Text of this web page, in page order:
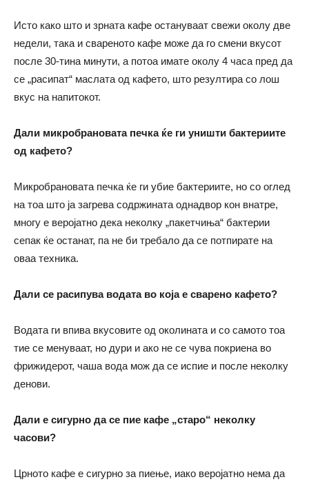
Исто како што и зрната кафе остануваат свежи околу две
недели, така и свареното кафе може да го смени вкусот
после 30-тина минути, а потоа имате околу 4 часа пред да
се „расипат“ маслата од кафето, што резултира со лош
вкус на напитокот.
Дали микробрановата печка ќе ги уништи бактериите
од кафето?
Микробрановата печка ќе ги убие бактериите, но со оглед
на тоа што ја загрева содржината однадвор кон внатре,
многу е веројатно дека неколку „пакетчиња“ бактерии
сепак ќе останат, па не би требало да се потпирате на
оваа техника.
Дали се расипува водата во која е сварено кафето?
Водата ги впива вкусовите од околината и со самото тоа
тие се менуваат, но дури и ако не се чува покриена во
фрижидерот, чаша вода мож да се испие и после неколку
денови.
Дали е сигурно да се пие кафе „старо“ неколку
часови?
Црното кафе е сигурно за пиење, иако веројатно нема да